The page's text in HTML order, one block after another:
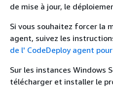
de mise à jour, le
Si vous souhaitez forcer la
agent, suivez les
de l' CodeDeploy agent
Sur les instances Windows
télécharger et installer le